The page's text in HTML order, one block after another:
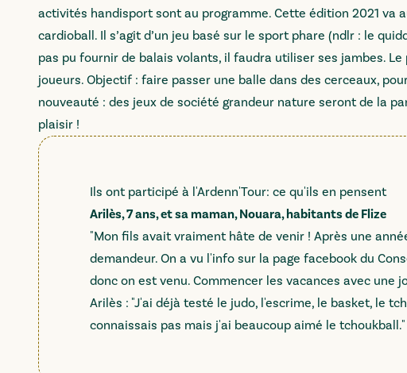
activités handisport sont au programme. Cette édition 2021
cardioball. Il s’agit d’un jeu basé sur le sport phare (ndlr : le
pas pu fournir de balais volants, il faudra utiliser ses jambes.
joueurs. Objectif : faire passer une balle dans des cerceaux,
nouveauté : des jeux de société grandeur nature seront de la
plaisir !
Ils ont participé à l'Ardenn'Tour: ce qu'ils en pensent
Arilès, 7 ans, et sa maman, Nouara, habitants de Flize
"Mon fils avait vraiment hâte de venir ! Après une
demandeur. On a vu l'info sur la page facebook du
donc on est venu. Commencer les vacances avec une
Arilès : "J'ai déjà testé le judo, l'escrime, le basket, le
connaissais pas mais j'ai beaucoup aimé le tchoukball."